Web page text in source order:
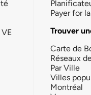
Payer for
Trouver
Carte de
Réseaux
Par Ville
Villes
Montréal